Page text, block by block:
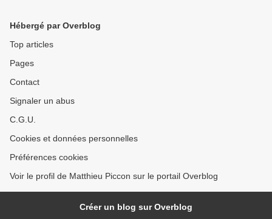
Hébergé par Overblog
Top articles
Pages
Contact
Signaler un abus
C.G.U.
Cookies et données personnelles
Préférences cookies
Voir le profil de Matthieu Piccon sur le portail Overblog
Créer un blog sur Overblog